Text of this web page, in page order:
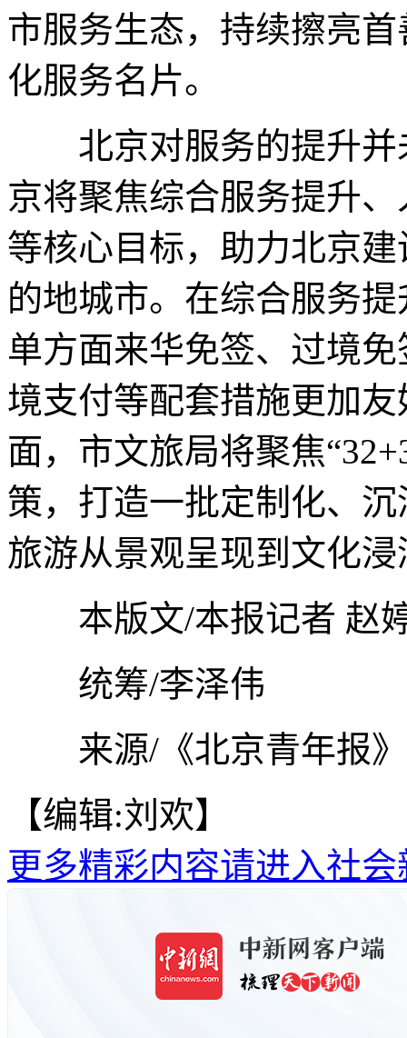
市服务生态，持续擦亮
化服务名片。
北京对服务的提升并
京将聚焦综合服务提升
等核心目标，助力北京
的地城市。在综合服务
单方面来华免签、过境
境支付等配套措施更加
面，市文旅局将聚焦
策，打造一批定制化、
旅游从景观呈现到文化
本版文/本报记者 赵
统筹/李泽伟
来源/《北京青年报》
【编辑:刘欢】
更多精彩内容请进入社会